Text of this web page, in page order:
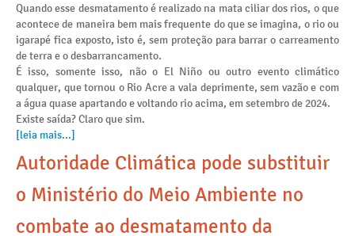
Quando esse desmatamento é realizado na mata ciliar dos rios, o que
acontece de maneira bem mais frequente do que se imagina, o rio ou
igarapé fica exposto, isto é, sem proteção para barrar o carreamento
de terra e o desbarrancamento.
É isso, somente isso, não o El Niño ou outro evento climático
qualquer, que tornou o Rio Acre a vala deprimente, sem vazão e com
a água quase apartando e voltando rio acima, em setembro de 2024.
Existe saída? Claro que sim.
[leia mais...]
Autoridade Climática pode substituir
o Ministério do Meio Ambiente no
combate ao desmatamento da